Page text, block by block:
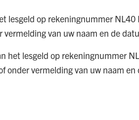
lesgeld op rekeningnummer
van uw naam en de
het lesgeld op rekeningnummer
onder vermelding van uw naam